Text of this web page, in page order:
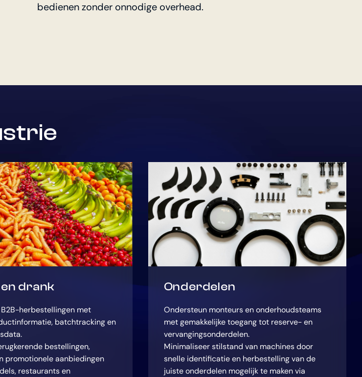
bedienen zonder onnodige overhead.
drank
herbestellingen met
batchtracking en
bestellingen,
promotionele aanbiedingen
restaurants en
Onderdelen
Ondersteun monteurs en onderhoudsteams
met gemakkelijke toegang tot reserve- en
vervangingsonderdelen.
Minimaliseer stilstand van machines door
snelle identificatie en herbestelling van de
juiste onderdelen mogelijk te maken via